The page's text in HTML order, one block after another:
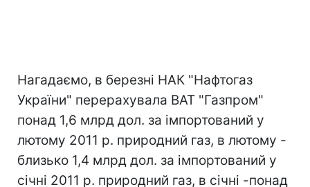
Нагадаємо, в березні НАК "Нафтогаз
України" перерахувала ВАТ "Газпром"
понад 1,6 млрд дол. за імпортований у
лютому 2011 р. природний газ, в лютому -
близько 1,4 млрд дол. за імпортований у
січні 2011 р. природний газ, в січні -понад